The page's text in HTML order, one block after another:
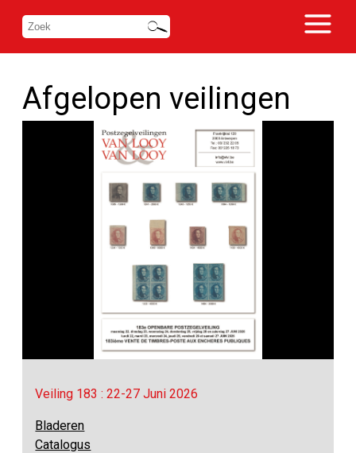
Afgelopen veilingen
Veiling 183 : 22-27 Juni 2026
Bladeren
Catalogus